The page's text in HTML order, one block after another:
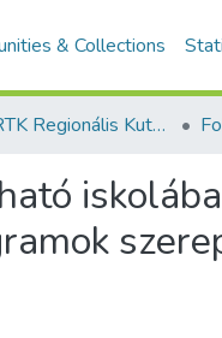
& Collections
ELTE KRTK Regionális Kutatások Intézete